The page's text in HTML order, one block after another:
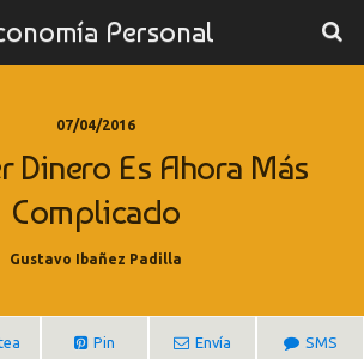
Personal
07/04/2016
Dinero Es Ahora Más
Complicado
Gustavo Ibañez Padilla
Pin Envía SMS